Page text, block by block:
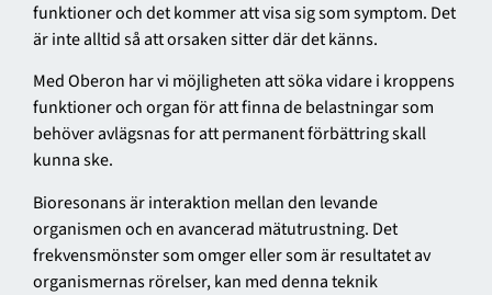
funktioner och det kommer att visa sig som symptom. Det
är inte alltid så att orsaken sitter där det känns.
Med Oberon har vi möjligheten att söka vidare i kroppens
funktioner och organ för att finna de belastningar som
behöver avlägsnas for att permanent förbättring skall
kunna ske.
Bioresonans är interaktion mellan den levande
organismen och en avancerad mätutrustning. Det
frekvensmönster som omger eller som är resultatet av
organismernas rörelser, kan med denna teknik